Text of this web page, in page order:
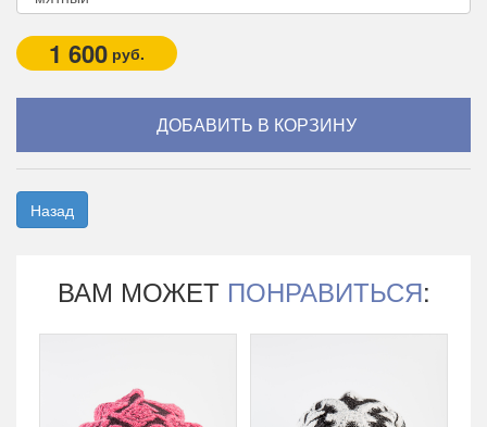
1 600 руб.
Назад
ВАМ МОЖЕТ ПОНРАВИТЬСЯ: